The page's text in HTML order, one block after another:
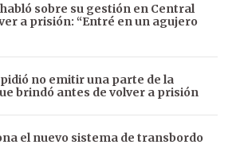
sobre su gestión en Central
a prisión: “Entré en un agujero
no emitir una parte de la
brindó antes de volver a prisión
el nuevo sistema de transbordo